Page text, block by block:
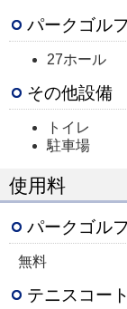
パークゴル
27ホール
その他設備
トイレ
駐車場
使用料
パークゴルフ
無料
テニスコート